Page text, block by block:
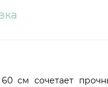
см сочетает